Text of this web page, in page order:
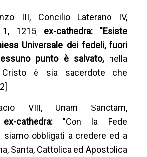
III, Concilio Laterano IV,
1, 1215, ex-cathedra: "Esiste
Universale dei fedeli, fuori
punto è salvato, nella
Cristo è sia sacerdote che
VIII, Unam Sanctam,
ex-cathedra: "Con la Fede
siamo obbligati a credere ed a
Santa, Cattolica ed Apostolica